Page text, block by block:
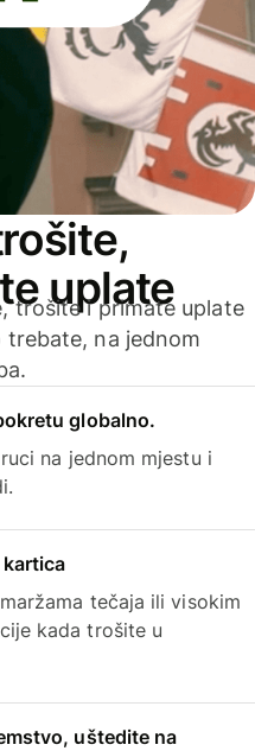
uplate
trošite i primate uplate
trebate, na jednom
globalno.
na jednom mjestu i
tečaja ili visokim
kada trošite u
uštedite na